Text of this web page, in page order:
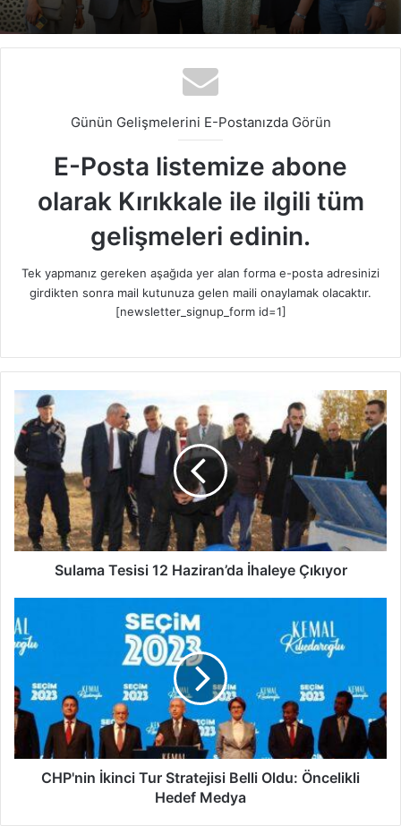
Günün Gelişmelerini E-Postanızda Görün
E-Posta listemize abone
olarak Kırıkkale ile ilgili tüm
gelişmeleri edinin.
Tek yapmanız gereken aşağıda yer alan forma e-posta adresinizi
girdikten sonra mail kutunuza gelen maili onaylamak olacaktır.
[newsletter_signup_form id=1]
u
l
a
m
a
T
e
s
1
2
H
z
i
r
a
Sulama Tesisi 12 Haziran’da İhaleye Çıkıyor
H
P
n
i
n
İ
k
CHP'nin İkinci Tur Stratejisi Belli Oldu: Öncelikli
Hedef Medya